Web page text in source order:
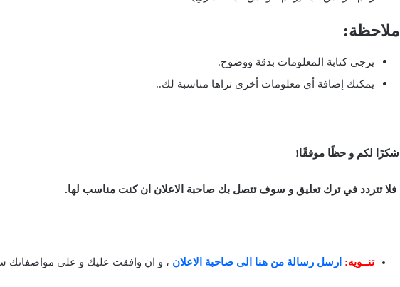
ملاحظة:
يرجى كتابة المعلومات بدقة ووضوح.
يمكنك إضافة أي معلومات أخرى تراها مناسبة لك..
شكرًا لكم و حظًا موفقًا!
فلا تتردد في ترك تعليق و سوف تتصل بك صاحبة الاعلان ان كنت مناسب لها.
تنــويه: ارسل رسالة من هنا الى صاحبة الاعلان ، و ان وافقت عليك و على